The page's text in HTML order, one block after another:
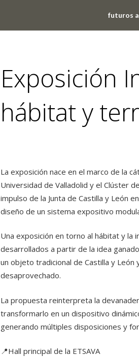
futuros
Exposición
hábitat y
La exposición nace en el marco de la
Universidad de Valladolid y el Clúster
impulso de la Junta de Castilla y León
diseño de un sistema expositivo
Una exposición en torno al hábitat y la
desarrollados a partir de la idea
un objeto tradicional de Castilla y
desaprovechado.
La propuesta reinterpreta la
transformarlo en un dispositivo
generando múltiples disposiciones y
📍Hall principal de la ETSAVA